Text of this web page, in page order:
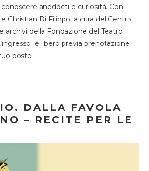
aneddoti e curiosità. Con
Christian Di Filippo, a cura del Centro
archivi della Fondazione del Teatro
è libero previa prenotazione
posto
DALLA FAVOLA
– RECITE PER LE